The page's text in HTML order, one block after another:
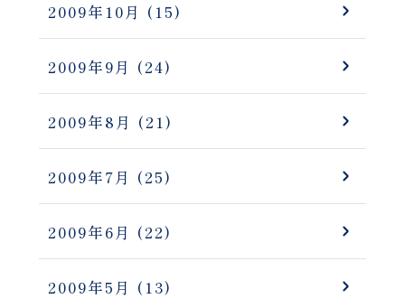
2009年10月 (15)
2009年9月 (24)
2009年8月 (21)
2009年7月 (25)
2009年6月 (22)
2009年5月 (13)